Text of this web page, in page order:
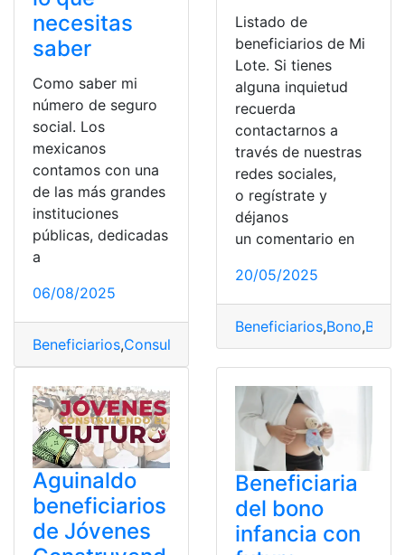
necesitas
saber
Como saber mi
número de seguro
social. Los
mexicanos
contamos con una
de las más grandes
instituciones
públicas, dedicadas
a
06/08/2025
Beneficiarios,Consulta México,número,seguro social
Listado de
beneficiarios de Mi
Lote. Si tienes
alguna inquietud
recuerda
contactarnos a
través de nuestras
redes sociales,
o regístrate y
déjanos
un comentario en
20/05/2025
Beneficiarios,Bono,
Aguinaldo
beneficiarios
de Jóvenes
Beneficiaria
del bono
infancia con